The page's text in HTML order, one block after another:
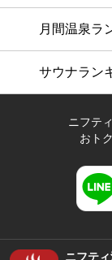
月間温泉ラ
サウナラン
ニフテ
おト
ニフテ